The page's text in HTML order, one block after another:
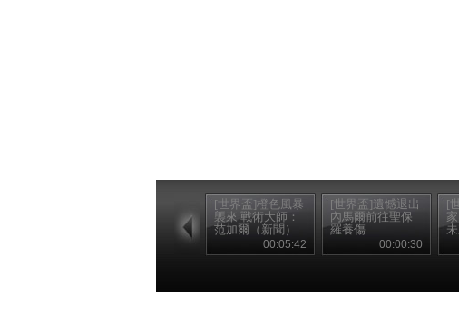
[世界盃]橙色風暴
襲來 戰術大師：
范加爾（新聞）
00:05:42
[世界盃]遺憾退出
內馬爾前往聖保
羅養傷
00:00:30
[